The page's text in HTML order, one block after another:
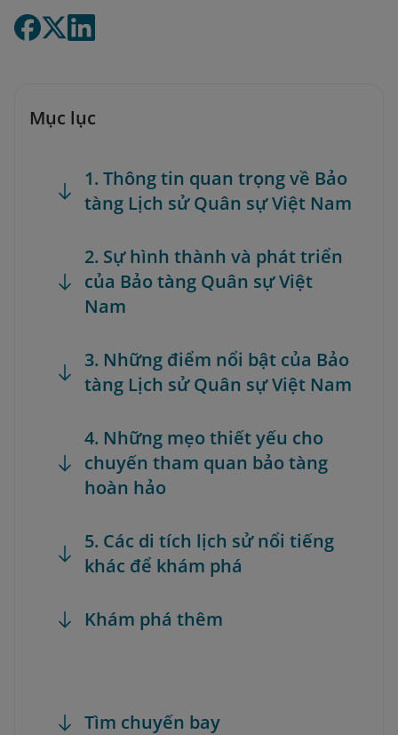
Mục lục
1. Thông tin quan trọng về Bảo
tàng Lịch sử Quân sự Việt Nam
2. Sự hình thành và phát triển
của Bảo tàng Quân sự Việt
Nam
3. Những điểm nổi bật của Bảo
tàng Lịch sử Quân sự Việt Nam
4. Những mẹo thiết yếu cho
chuyến tham quan bảo tàng
hoàn hảo
5. Các di tích lịch sử nổi tiếng
khác để khám phá
Khám phá thêm
Tìm chuyến bay